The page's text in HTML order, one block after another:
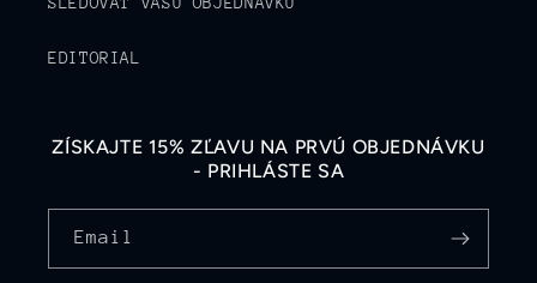
EDITORIAL
ZÍSKAJTE 15% ZĽAVU NA PRVÚ OBJEDNÁVKU
- PRIHLÁSTE SA
Email